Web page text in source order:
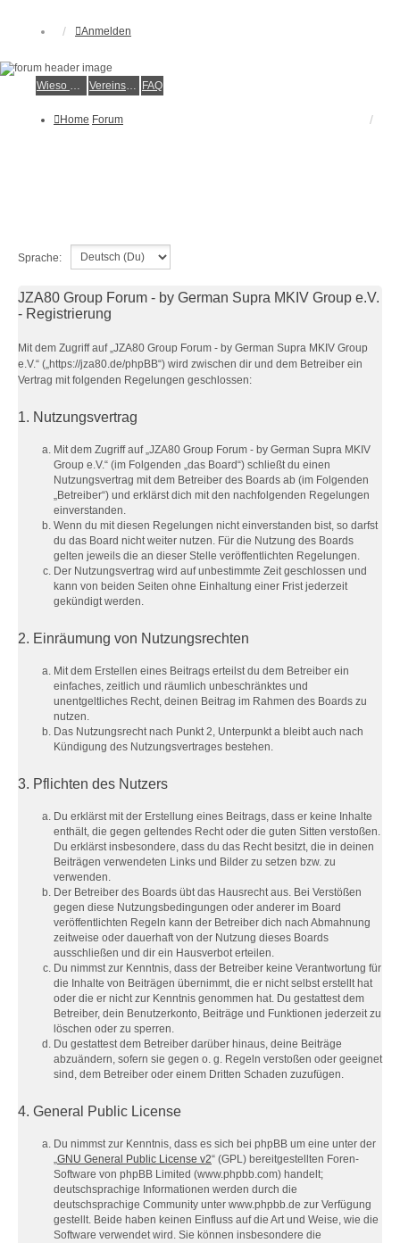
Anmelden
Wieso der e.V.? Vereinsmitglied werden FAQ
Home Forum
Sprache:
JZA80 Group Forum - by German Supra MKIV Group e.V.
- Registrierung
Mit dem Zugriff auf „JZA80 Group Forum - by German Supra MKIV Group
e.V.“ („https://jza80.de/phpBB“) wird zwischen dir und dem Betreiber ein
Vertrag mit folgenden Regelungen geschlossen:
1. Nutzungsvertrag
Mit dem Zugriff auf „JZA80 Group Forum - by German Supra MKIV
Group e.V.“ (im Folgenden „das Board“) schließt du einen
Nutzungsvertrag mit dem Betreiber des Boards ab (im Folgenden
„Betreiber“) und erklärst dich mit den nachfolgenden Regelungen
einverstanden.
Wenn du mit diesen Regelungen nicht einverstanden bist, so darfst
du das Board nicht weiter nutzen. Für die Nutzung des Boards
gelten jeweils die an dieser Stelle veröffentlichten Regelungen.
Der Nutzungsvertrag wird auf unbestimmte Zeit geschlossen und
kann von beiden Seiten ohne Einhaltung einer Frist jederzeit
gekündigt werden.
2. Einräumung von Nutzungsrechten
Mit dem Erstellen eines Beitrags erteilst du dem Betreiber ein
einfaches, zeitlich und räumlich unbeschränktes und
unentgeltliches Recht, deinen Beitrag im Rahmen des Boards zu
nutzen.
Das Nutzungsrecht nach Punkt 2, Unterpunkt a bleibt auch nach
Kündigung des Nutzungsvertrages bestehen.
3. Pflichten des Nutzers
Du erklärst mit der Erstellung eines Beitrags, dass er keine Inhalte
enthält, die gegen geltendes Recht oder die guten Sitten verstoßen.
Du erklärst insbesondere, dass du das Recht besitzt, die in deinen
Beiträgen verwendeten Links und Bilder zu setzen bzw. zu
verwenden.
Der Betreiber des Boards übt das Hausrecht aus. Bei Verstößen
gegen diese Nutzungsbedingungen oder anderer im Board
veröffentlichten Regeln kann der Betreiber dich nach Abmahnung
zeitweise oder dauerhaft von der Nutzung dieses Boards
ausschließen und dir ein Hausverbot erteilen.
Du nimmst zur Kenntnis, dass der Betreiber keine Verantwortung für
die Inhalte von Beiträgen übernimmt, die er nicht selbst erstellt hat
oder die er nicht zur Kenntnis genommen hat. Du gestattest dem
Betreiber, dein Benutzerkonto, Beiträge und Funktionen jederzeit zu
löschen oder zu sperren.
Du gestattest dem Betreiber darüber hinaus, deine Beiträge
abzuändern, sofern sie gegen o. g. Regeln verstoßen oder geeignet
sind, dem Betreiber oder einem Dritten Schaden zuzufügen.
4. General Public License
Du nimmst zur Kenntnis, dass es sich bei phpBB um eine unter der
„GNU General Public License v2“ (GPL) bereitgestellten Foren-
Software von phpBB Limited (www.phpbb.com) handelt;
deutschsprachige Informationen werden durch die
deutschsprachige Community unter www.phpbb.de zur Verfügung
gestellt. Beide haben keinen Einfluss auf die Art und Weise, wie die
Software verwendet wird. Sie können insbesondere die